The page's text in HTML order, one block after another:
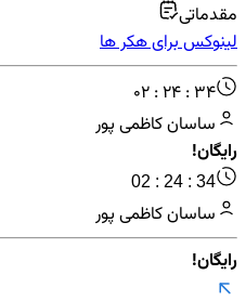
مقدماتی
لینوکس برای هکر ها
02 : 24 : 34
ساسان کاظمی پور
رایگان!
02 : 24 : 34
ساسان کاظمی پور
رایگان!